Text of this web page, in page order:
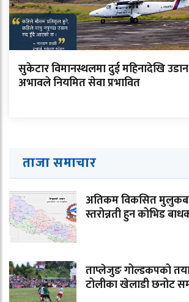
सुकेटार विमानस्थलमा दुई महिनादेखि उडान
अभावले नियमित सेवा प्रभावित
ताजा समाचार
अतिकम विकसित
स्तरोन्नती हुन कोभिड
ताप्लेजुङ गोल्डकपको
टोलीका खेलाडी छनोट